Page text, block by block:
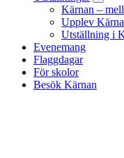
Kärnan –
Upplev
Utställning i
Evenemang
Flaggdagar
För skolor
Besök Kärnan